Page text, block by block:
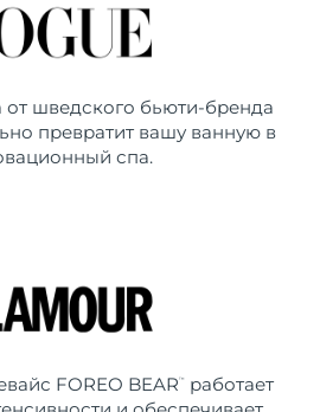
шведского бьюти-бренда
превратит вашу ванную в
спа.
FOREO BEAR ™
работает